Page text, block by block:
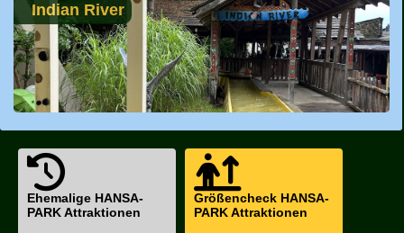
Indian River
Ehemalige HANSA-
PARK Attraktionen
Größencheck HANSA-
PARK Attraktionen